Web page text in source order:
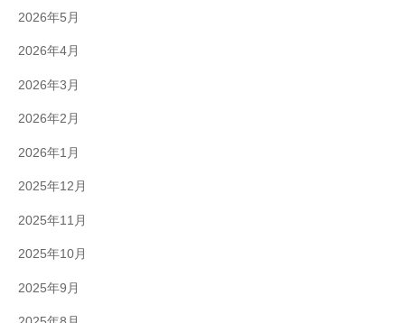
2026年5月
2026年4月
2026年3月
2026年2月
2026年1月
2025年12月
2025年11月
2025年10月
2025年9月